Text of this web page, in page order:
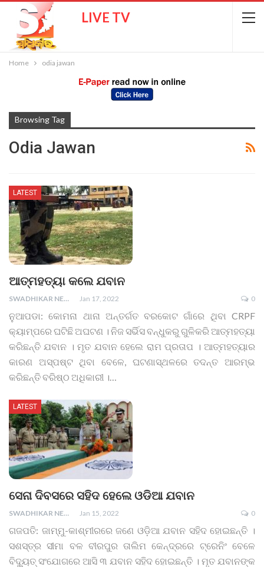
LIVE TV
Home odia jawan
Browsing Tag
Odia Jawan
LATEST
ଆତ୍ମହତ୍ୟା କଲେ ଯବାନ
SWADHIKAR NEWS Jan 17, 2022 0
ନୁଆପଡା: କୋମନା ଥାନା ଅନ୍ତର୍ଗତ ବରକୋଟ ଗାଁରେ ଥିବା CRPF
କ୍ୟାମ୍ପରେ ଘଟିଛି ଅଘଟଣ । ନିଜ ସର୍ଭିସ ବନ୍ଧୁକରୁ ଗୁଳିକରି ଆତ୍ମହତ୍ୟା
କରିଛନ୍ତି ଯବାନ । ମୃତ ଯବାନ ହେଲେ ରାମ ପ୍ରତାପ । ଆତ୍ମହତ୍ୟାର
କାରଣ ଅସ୍ପଷ୍ଟ ଥିବା ବେଳେ, ଘଟଣାସ୍ଥଳରେ ତଦନ୍ତ ଆରମ୍ଭ
କରିଛନ୍ତି ବରିଷ୍ଠ ଅଧିକାରୀ ।…
LATEST
ସେନା ଦିବସରେ ସହିଦ ହେଲେ ଓଡିଆ ଯବାନ
SWADHIKAR NEWS Jan 15, 2022 0
ଗଜପତି: ଜାମ୍ମୁ-କାଶ୍ମୀରରେ ଜଣେ ଓଡ଼ିଆ ଯବାନ ସହିଦ ହୋଇଛନ୍ତି ।
ସଶସ୍ତ୍ର ସୀମା ବଳ ବୀରପୁର ତାଲିମ କେନ୍ଦ୍ରରେ ଟ୍ରେନିଂ ବେଳେ
ବିଦ୍ୟୁତ୍ ସଂଯୋଗରେ ଆସି ୩ ଯବାନ ସହିଦ ହୋଇଛନ୍ତି । ମୃତ ଯବାନଙ୍କ